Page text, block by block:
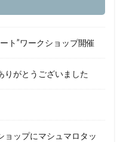
ト”ワークショップ開催
りがとうございました
ョップにマシュマロタッ